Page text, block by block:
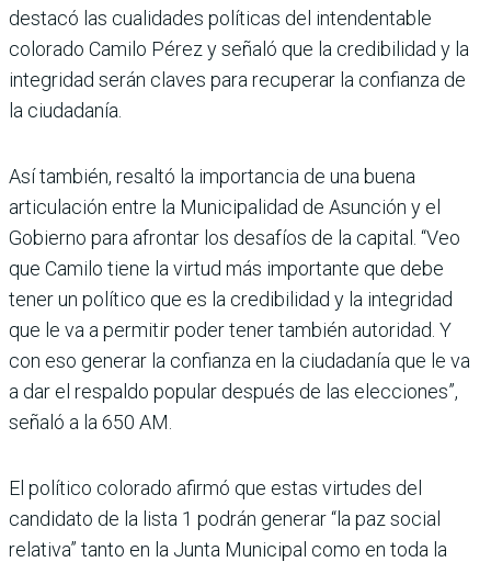
destacó las cualidades políticas del intendentable
colorado Camilo Pérez y señaló que la credibilidad y la
integridad serán claves para recuperar la confianza de
la ciudadanía.
Así también, resaltó la importancia de una buena
articulación entre la Municipalidad de Asunción y el
Gobierno para afrontar los desafíos de la capital. “Veo
que Camilo tiene la virtud más importante que debe
tener un político que es la credibilidad y la integridad
que le va a permitir poder tener también autoridad. Y
con eso generar la confianza en la ciudadanía que le va
a dar el respaldo popular después de las elecciones”,
señaló a la 650 AM.
El político colorado afirmó que estas virtudes del
candidato de la lista 1 podrán generar “la paz social
relativa” tanto en la Junta Municipal como en toda la